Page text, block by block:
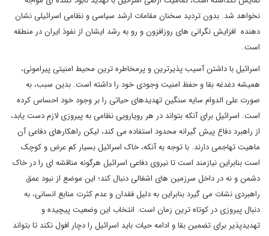
نخواهد شد. بدون تردید سخنان مقامات ارشد سیاسی و نظامی اسرائیلی نشان
دهنده افزایش نگرانی های روزافزون و رو به رشد ایشان از نفوذ ایران در منطقه
است.
اسرائیل با داشتن آسیب پذیرترین و پرمخاطره ترین محیط امنیتی پیرامونی،
همیشه دغدغه بقا و حفظ امنیت وجودی خود را داشته است. بدین سبب، به
صورت علی الدوام سایه سنگین تهدیدهای حیاتی را بر وجود خود احساس کرده
است. اسرائیل برای آنکه بتواند در هر رویارویی نظامی به پیروزی لازم دست یابد،
از راهبرد دفاع پیش گیرانه محدود استفاده می کند، لیکن راهکارهای دفاعی آن
ماهیت تهاجمی دارند. با توجه به آنکه، خاک اسرائیل بسیار کم عرض و کوچک
است بنابراین نیازمند است تا نیروی دفاعی اسرائیل هرگونه مناقشه ای را در خاک
دشمن و نه در داخل سرزمین های اشغالی دنبال کند؛ این موضع از نبود عمق
راهبردی نشات می گیرد بنابراین به دلیل فقدان و عدم کثرت منابع انسانی، به
دنبال پیروزی در کوتاه ترین زمان است. انتخاب این وضعیت پیچیده و
تهدیدپذیر برای تضمین بقا و ادامه حیات باید اسرائیل را دچار افول نکند تا بتواند